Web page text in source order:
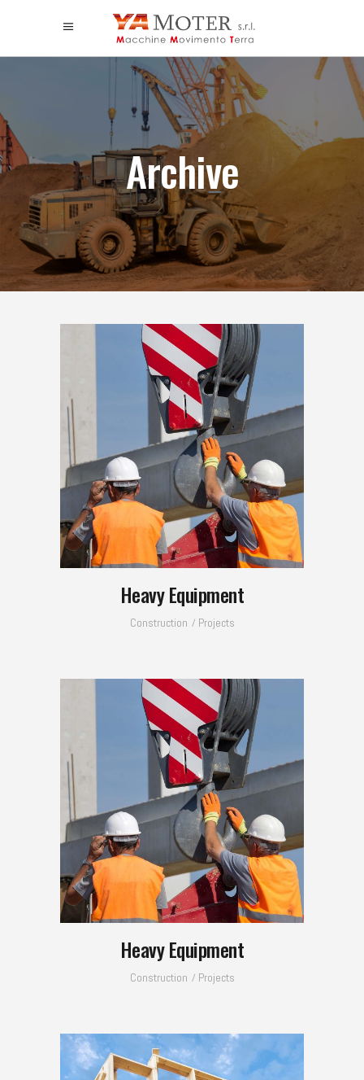
Archive
Heavy Equipment
Construction Projects
Heavy Equipment
Construction Projects